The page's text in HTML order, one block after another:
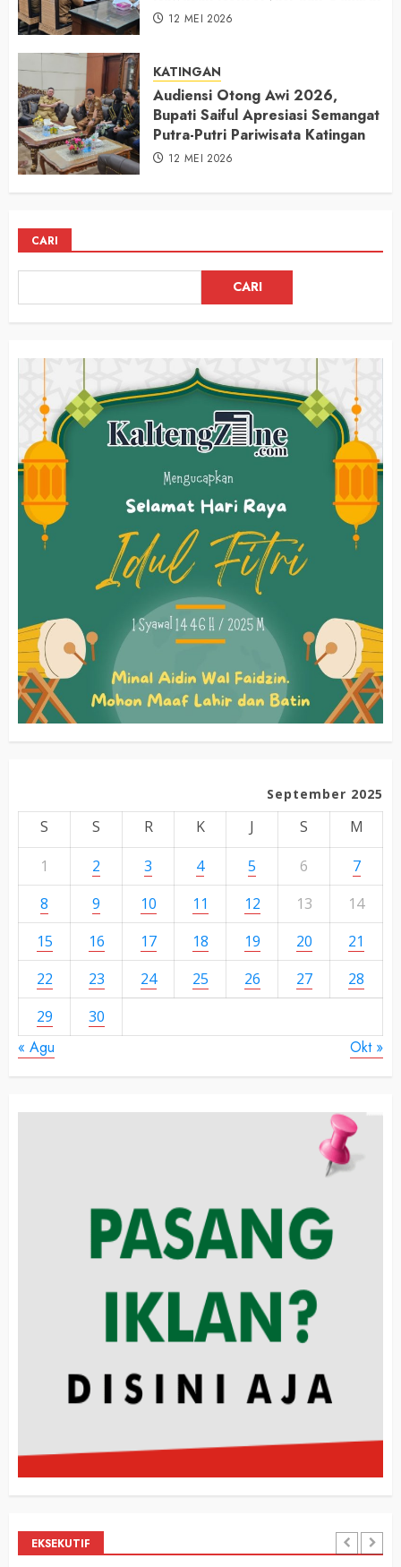
12 MEI 2026
KATINGAN
Audiensi Otong Awi 2026,
Bupati Saiful Apresiasi Semangat
Putra-Putri Pariwisata Katingan
12 MEI 2026
CARI
CARI
September 2025
S S R K J S
M
1
2 3 4 5 6
7
8
9 10 11 12 13
14
15
16 17 18 19 20
21
22
23 24 25 26 27
28
29
30
« Agu Okt »
EKSEKUTIF